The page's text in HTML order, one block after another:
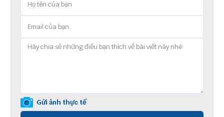
Gửi ảnh thực tế